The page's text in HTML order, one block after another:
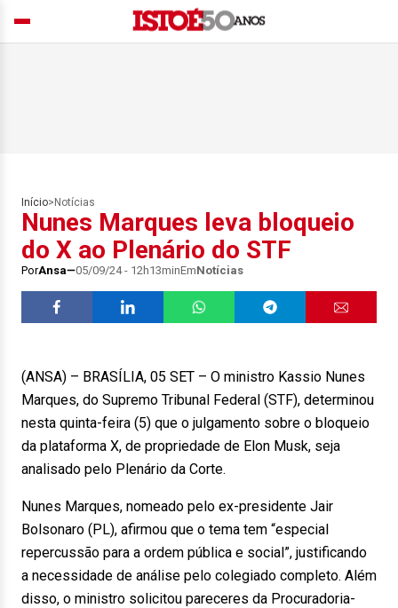
Início> Notícias
Nunes Marques leva bloqueio
do X ao Plenário do STF
PorAnsa 05/09/24 - 12h13minEmNotícias
(ANSA) – BRASÍLIA, 05 SET – O ministro Kassio Nunes
Marques, do Supremo Tribunal Federal (STF), determinou
nesta quinta-feira (5) que o julgamento sobre o bloqueio
da plataforma X, de propriedade de Elon Musk, seja
analisado pelo Plenário da Corte.
Nunes Marques, nomeado pelo ex-presidente Jair
Bolsonaro (PL), afirmou que o tema tem “especial
repercussão para a ordem pública e social”, justificando
a necessidade de análise pelo colegiado completo. Além
disso, o ministro solicitou pareceres da Procuradoria-